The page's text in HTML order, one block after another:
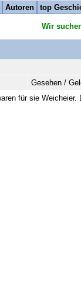
Autoren top
Wir
Gesehen /
für sie